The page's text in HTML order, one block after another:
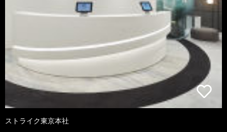
ストライク東京本社